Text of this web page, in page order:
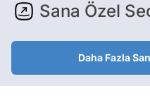
Sana Özel
Daha Fazla